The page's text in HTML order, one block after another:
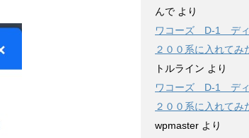
んで より
ワコーズ D-1 ディ
２００系に入れてみ
トルライン より
ワコーズ D-1 ディ
２００系に入れてみ
wpmaster より